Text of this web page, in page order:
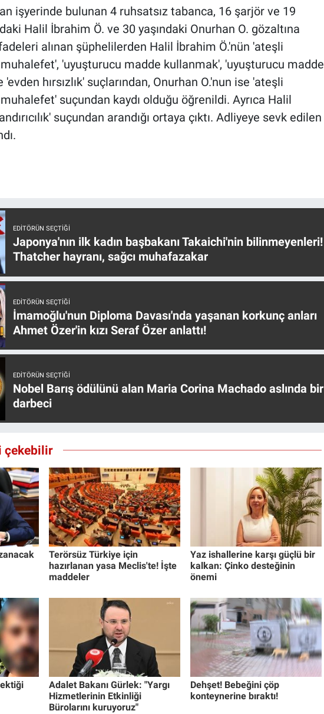
işyerinde bulunan 4 ruhsatsız tabanca, 16 şarjör ve 19
Halil İbrahim Ö. ve 30 yaşındaki Onurhan O. gözaltına
alınan şüphelilerden Halil İbrahim Ö.'nün 'ateşli
'uyuşturucu madde kullanmak', 'uyuşturucu madde
hırsızlık' suçlarından, Onurhan O.'nun ise 'ateşli
suçundan kaydı olduğu öğrenildi. Ayrıca Halil
suçundan arandığı ortaya çıktı. Adliyeye sevk edilen
EDITÖRÜN SEÇTIĞI
Japonya'nın ilk kadın başbakanı Takaichi'nin bilinmeyenleri!
Thatcher hayranı, sağcı muhafazakar
EDITÖRÜN SEÇTIĞI
İmamoğlu'nun Diploma Davası'nda yaşanan korkunç anları
Ahmet Özer'in kızı Seraf Özer anlattı!
EDITÖRÜN SEÇTIĞI
Nobel Barış ödülünü alan Maria Corina Machado aslında bir
darbeci
çekebilir
Terörsüz Türkiye için
hazırlanan yasa Meclis'te! İşte
maddeler
Yaz ishallerine karşı güçlü bir
kalkan: Çinko desteğinin
önemi
Adalet Bakanı Gürlek: "Yargı
Hizmetlerinin Etkinliği
Bürolarını kuruyoruz"
Dehşet! Bebeğini çöp
konteynerine bıraktı!